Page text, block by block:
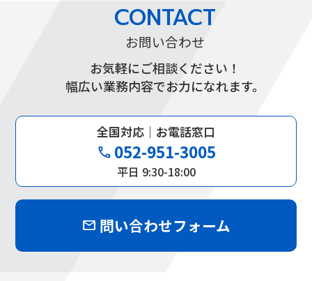
CONTACT
お問い合わせ
お気軽にご相談ください！
幅広い業務内容でお力になれます。
全国対応｜お電話窓口
phone 052-951-3005
平日 9:30-18:00
mail 問い合わせフォーム